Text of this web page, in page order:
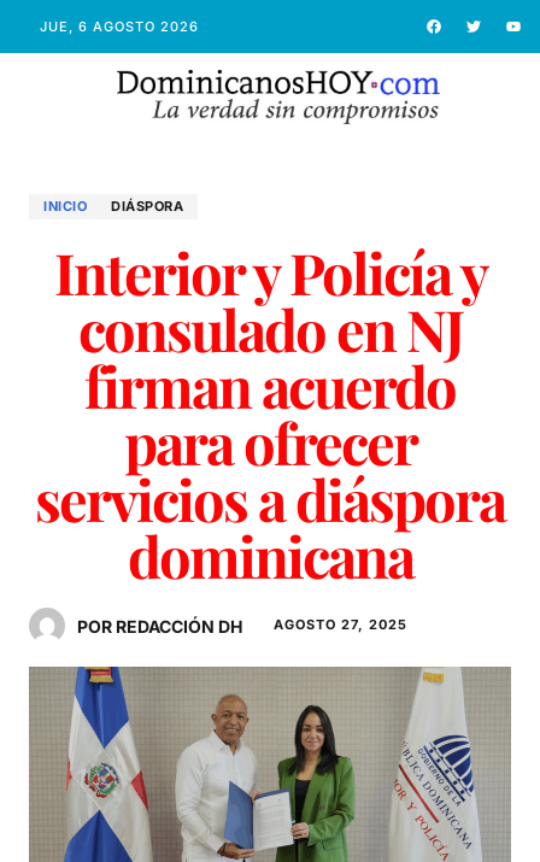
JUE, 6 AGOSTO 2026
INICIO DIÁSPORA
Interior y Policía y
consulado en NJ
firman acuerdo
para ofrecer
servicios a diáspora
dominicana
POR REDACCIÓN DH AGOSTO 27, 2025